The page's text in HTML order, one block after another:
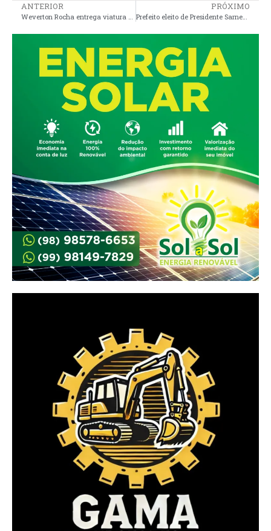
ANTERIOR PRÓXIMO
Prefeito eleito de Presidente Sarney, Gilson Lima, avança em parcerias